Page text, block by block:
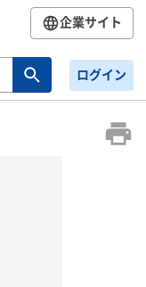
企業サイト
ログイン